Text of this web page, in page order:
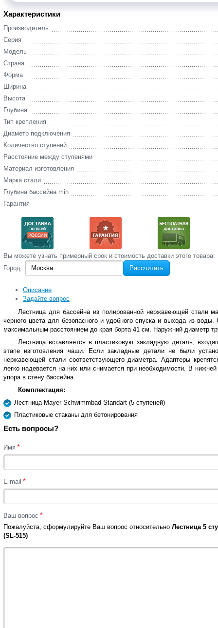
Характеристики
Производитель
Серия
Модель
Страна
Форма
Ширина
Высота
Глубина
Тип крепления
Диаметр подключения
Количество ступеней
Расстояние между ступенями
Материал изготовления
Марка стали
Глубина бассейна min
Гарантия
Вы‌ можете‌ узнать‌ примерный срок и стоимость‌ доставки этого товара:
Город:
Рассчитать
Описание
Задайте вопрос
Лестница для бассейна из полированной нержавеющей стали
черного цвета для безопасного и удобного спуска и выхода из
максимальным расстоянием до края борта 41 см. Наружний диаметр
Лестница вставляется в пластиковую закладную деталь,
этапе изготовления чаши. Если закладные детали не были
нержавеющей стали соответствующего диаметра. Адаптеры
легко надевается на них или снимается при необходимости. В
упора в стену бассейна.
Комплектация:
Лестница Mayer Schwimmbad Standart (5 ступеней)
Пластиковые стаканы для бетонирования
Есть вопросы?
Имя *
E-mail *
Ваш вопрос *
Пожалуйста, сформулируйте Ваш вопрос относительно Лестница 5
(SL-515)